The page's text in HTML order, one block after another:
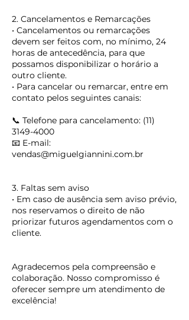
2. Cancelamentos e Remarcações
• Cancelamentos ou remarcações
devem ser feitos com, no mínimo, 24
horas de antecedência, para que
possamos disponibilizar o horário a
outro cliente.
• Para cancelar ou remarcar, entre em
contato pelos seguintes canais:
📞 Telefone para cancelamento: (11)
3149-4000
📧 E-mail:
vendas@miguelgiannini.com.br
3. Faltas sem aviso
• Em caso de ausência sem aviso prévio,
nos reservamos o direito de não
priorizar futuros agendamentos com o
cliente.
Agradecemos pela compreensão e
colaboração. Nosso compromisso é
oferecer sempre um atendimento de
excelência!